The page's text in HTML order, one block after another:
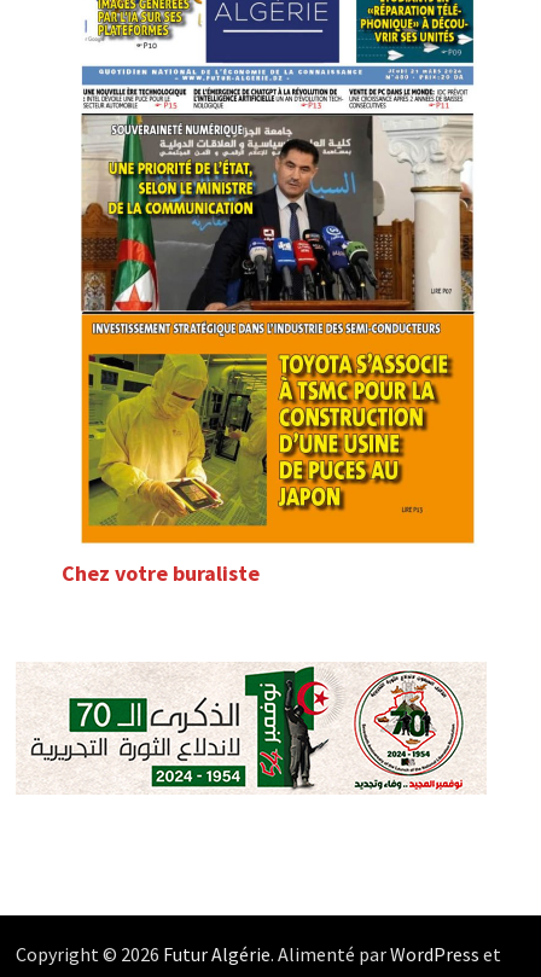
Chez votre buraliste
Copyright © 2026 Futur Algérie. Alimenté parWordPress et